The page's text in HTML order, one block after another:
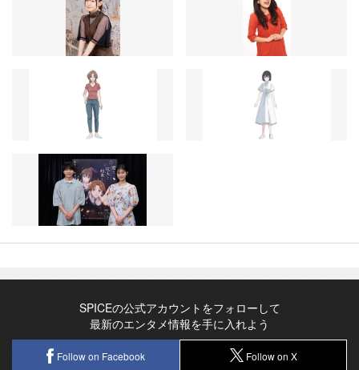
SPICEの公式アカウントをフォローして
最新のエンタメ情報を手に入れよう
Follow on Facebook Follow on X